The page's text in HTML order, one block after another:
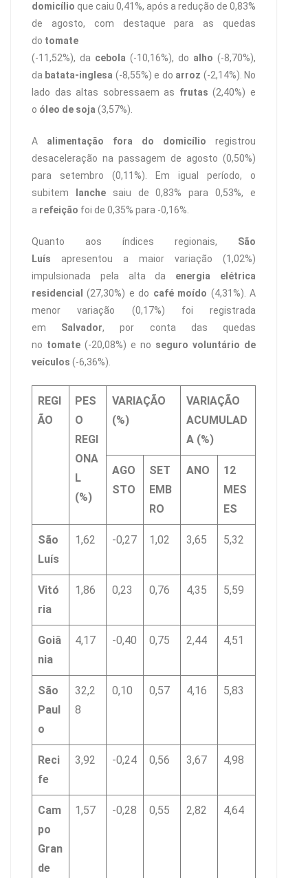
domicílio que caiu 0,41%, após a redução de 0,83%
de agosto, com destaque para as quedas
do tomate
(-11,52%), da cebola (-10,16%), do alho (-8,70%),
da batata-inglesa (-8,55%) e do arroz (-2,14%). No
lado das altas sobressaem as frutas (2,40%) e
o óleo de soja (3,57%).
A alimentação fora do domicílio registrou
desaceleração na passagem de agosto (0,50%)
para setembro (0,11%). Em igual período, o
subitem
lanchesaiu de 0,83% para 0,53%, e
a refeição foi de 0,35% para -0,16%.
Quanto aos índices regionais, São
Luís apresentou a maior variação (1,02%)
impulsionada pela alta da energia elétrica
residencial
(27,30%) e do café moído (4,31%). A
menor variação (0,17%) foi registrada
em Salvador, por conta das quedas
no tomate (-20,08%) e no seguro voluntário de
veículos (-6,36%).
REGI
ÃO
PES
O
REGI
ONA
L
(%)
VARIAÇÃO
(%)
VARIAÇÃO
ACUMULAD
A (%)
AGO
STO
SET
EMB
RO
ANO
12
MES
ES
São
Luís
1,62 -0,27 1,02 3,65 5,32
Vitó
ria
1,86 0,23 0,76 4,35 5,59
Goiâ
nia
4,17 -0,40 0,75 2,44 4,51
São
Paul
o
32,2
8
0,10 0,57 4,16 5,83
Reci
fe
3,92 -0,24 0,56 3,67 4,98
Cam
po
Gran
de
1,57 -0,28 0,55 2,82 4,64